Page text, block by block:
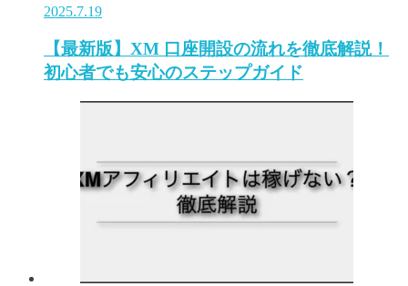
2025.7.19
【最新版】XM 口座開設の流れを徹底解説！
初心者でも安心のステップガイド